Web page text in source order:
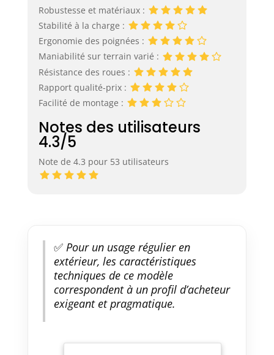
Robustesse et matériaux :
Stabilité à la charge :
Ergonomie des poignées :
Maniabilité sur terrain varié :
Résistance des roues :
Rapport qualité-prix :
Facilité de montage :
Notes des utilisateurs
4.3/5
Note de 4.3 pour 53 utilisateurs
✅Pour un usage régulier en
extérieur, les caractéristiques
techniques de ce modèle
correspondent à un profil d’acheteur
exigeant et pragmatique.